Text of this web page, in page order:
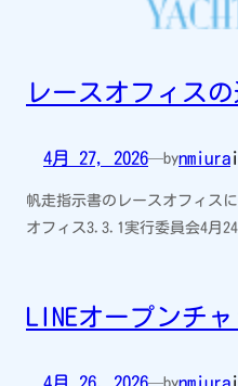
レースオフィス
4月 27, 2026—bynmiura
帆走指示書のレースオフィス
オフィス3.3.1実行委員会4月
LINEオープンチ
4月 26, 2026—bynmiura